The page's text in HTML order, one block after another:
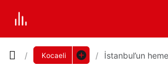
Kocaeli
İstanbul’un
Yazı